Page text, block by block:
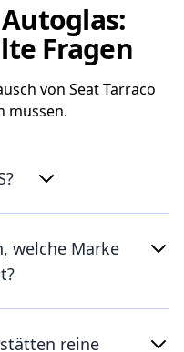
Fragen
von Seat Tarraco
müssen.
welche Marke
reine